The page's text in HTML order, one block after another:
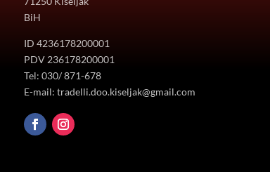
BiH
ID 4236178200001
PDV 236178200001
Tel: 030/ 871-678
E-mail: tradelli.doo.kiseljak@gmail.com